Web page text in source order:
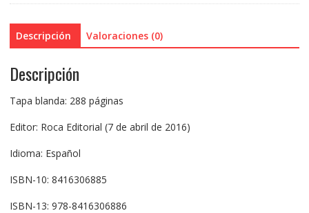
Descripción Valoraciones (0)
Descripción
Tapa blanda: 288 páginas
Editor: Roca Editorial (7 de abril de 2016)
Idioma: Español
ISBN-10: 8416306885
ISBN-13: 978-8416306886